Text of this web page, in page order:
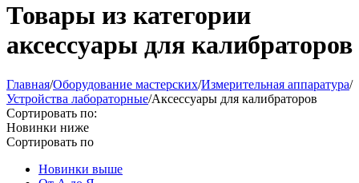
Товары из категории
аксессуары для калибраторов
Главная/Оборудование мастерских/Измерительная аппаратура/
Устройства лабораторные/Аксессуары для калибраторов
Сортировать по:
Новинки ниже
Сортировать по
Новинки выше